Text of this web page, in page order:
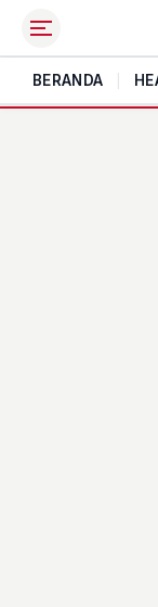
BERANDA